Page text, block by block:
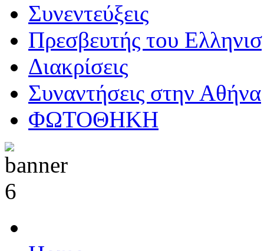
Συνεντεύξεις
Πρεσβευτής του
Διακρίσεις
Συναντήσεις στην Αθήνα
ΦΩΤΟΘΗΚΗ